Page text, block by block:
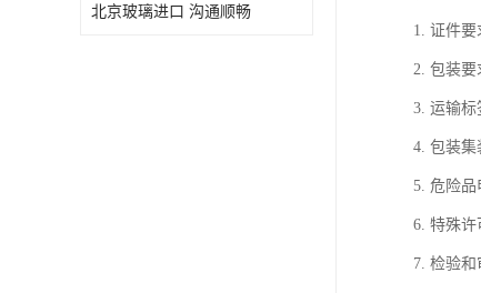
北京玻璃进口 沟通顺畅
1. 证件
2. 包装要
3. 运输标
4. 包装集
5. 危险品
6. 特殊许
7. 检验